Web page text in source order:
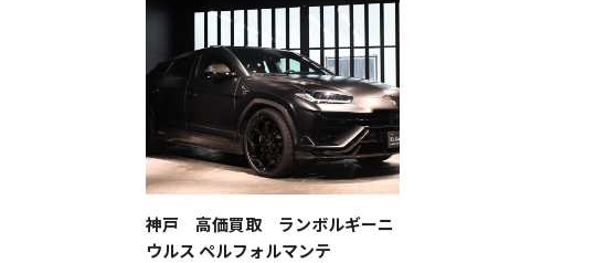
神戸 高価買取 ランボルギーニ
ウルス ペルフォルマンテ